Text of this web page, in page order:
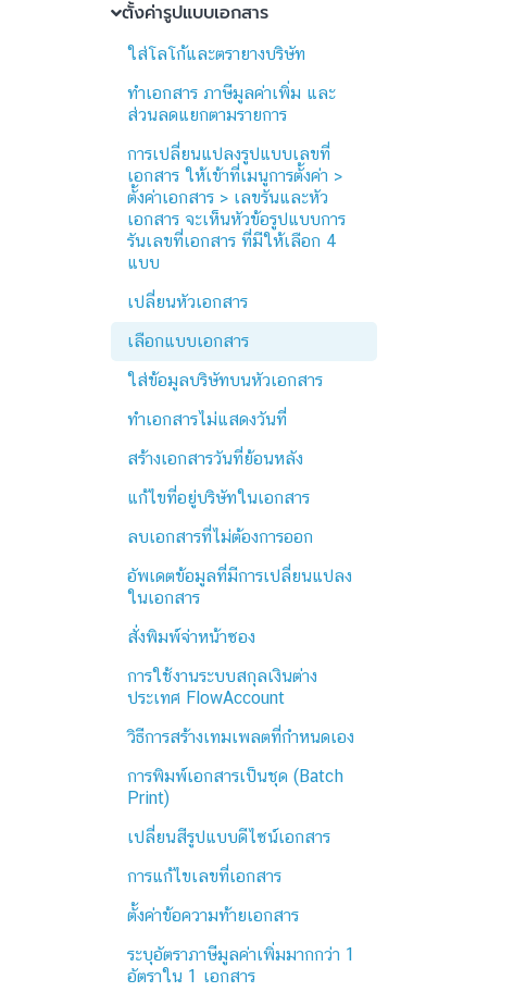
ตั้งค่ารูปแบบเอกสาร
ใส่โลโก้และตรายางบริษัท
ทำเอกสาร ภาษีมูลค่าเพิ่ม และ
ส่วนลดแยกตามรายการ
การเปลี่ยนแปลงรูปแบบเลขที่
เอกสาร ให้เข้าที่เมนูการตั้งค่า >
ตั้งค่าเอกสาร > เลขรันและหัว
เอกสาร จะเห็นหัวข้อรูปแบบการ
รันเลขที่เอกสาร ที่มีให้เลือก 4
แบบ
เปลี่ยนหัวเอกสาร
เลือกแบบเอกสาร
ใส่ข้อมูลบริษัทบนหัวเอกสาร
ทำเอกสารไม่แสดงวันที่
สร้างเอกสารวันที่ย้อนหลัง
แก้ไขที่อยู่บริษัทในเอกสาร
ลบเอกสารที่ไม่ต้องการออก
อัพเดตข้อมูลที่มีการเปลี่ยนแปลง
ในเอกสาร
สั่งพิมพ์จ่าหน้าซอง
การใช้งานระบบสกุลเงินต่าง
ประเทศ FlowAccount
วิธีการสร้างเทมเพลตที่กำหนดเอง
การพิมพ์เอกสารเป็นชุด (Batch
Print)
เปลี่ยนสีรูปแบบดีไซน์เอกสาร
การแก้ไขเลขที่เอกสาร
ตั้งค่าข้อความท้ายเอกสาร
ระบุอัตราภาษีมูลค่าเพิ่มมากกว่า 1
อัตราใน 1 เอกสาร